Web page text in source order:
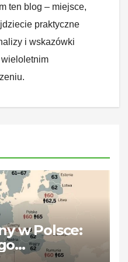
ten blog – miejsce,
praktyczne
i wskazówki
w Polsce: